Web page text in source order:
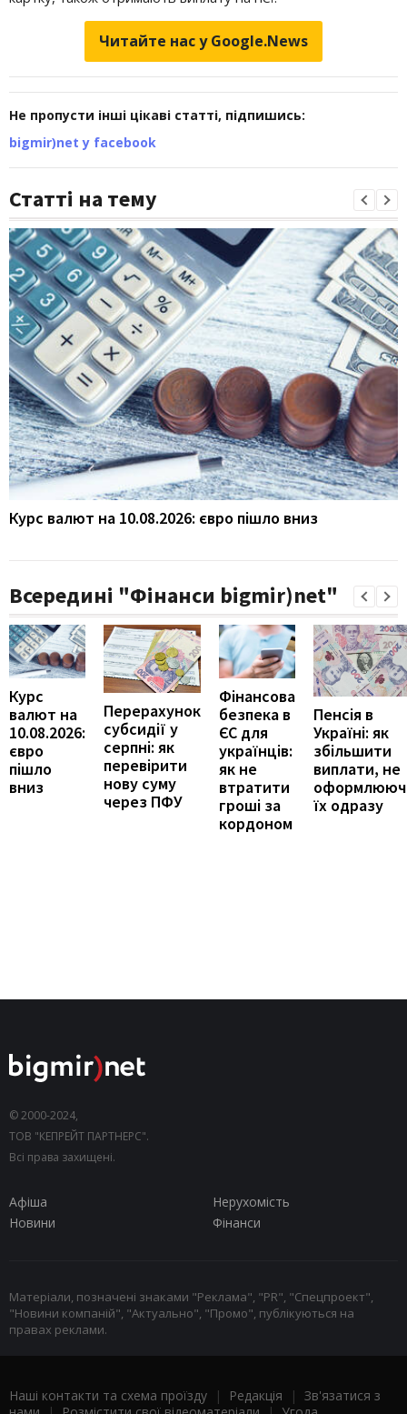
Читайте нас у Google.News
Не пропусти інші цікаві статті, підпишись:
bigmir)net у facebook
Статті на тему
Курс валют на 10.08.2026: євро пішло вниз
Всередині "Фінанси bigmir)net"
Курс
валют на
10.08.2026:
євро
пішло
вниз
Перерахунок
субсидії у
серпні: як
перевірити
нову суму
через ПФУ
Фінансова
безпека в
ЄС для
українців:
як не
втратити
гроші за
кордоном
Пенсія в
Україні: як
збільшити
виплати, не
їх одразу
© 2000-2024,
ТОВ "КЕПРЕЙТ ПАРТНЕРС".
Всі права захищені.
Афіша
Нерухомість
Новини
Фінанси
Матеріали, позначені знаками "Реклама", "PR", "Спецпроект",
"Новини компаній", "Актуально", "Промо", публікуються на
правах реклами.
Наші контакти та схема проїзду | Редакція | Зв'язатися з